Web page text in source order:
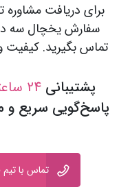
برای دریافت
سفارش یخچال سه
تماس بگیرید. کیفیت
پشتیبانی 24 ساعتهٔ
پاسخ‌گویی سریع و
تماس با